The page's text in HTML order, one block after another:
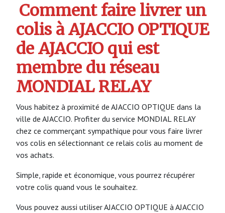
Comment faire livrer un
colis à AJACCIO OPTIQUE
de AJACCIO qui est
membre du réseau
MONDIAL RELAY
Vous habitez à proximité de AJACCIO OPTIQUE dans la
ville de AJACCIO. Profiter du service MONDIAL RELAY
chez ce commerçant sympathique pour vous faire livrer
vos colis en sélectionnant ce relais colis au moment de
vos achats.
Simple, rapide et économique, vous pourrez récupérer
votre colis quand vous le souhaitez.
Vous pouvez aussi utiliser AJACCIO OPTIQUE à AJACCIO